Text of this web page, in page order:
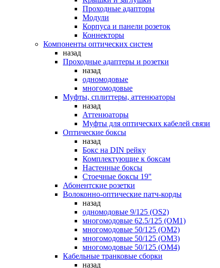
Проходные адапторы
Модули
Корпуса и панели розеток
Коннекторы
Компоненты оптических систем
назад
Проходные адаптеры и розетки
назад
одномодовые
многомодовые
Муфты, сплиттеры, аттенюаторы
назад
Аттенюаторы
Муфты для оптических кабелей связи
Оптические боксы
назад
Бокс на DIN рейку
Комплектующие к боксам
Настенные боксы
Стоечные боксы 19"
Абонентские розетки
Волоконно-оптические патч-корды
назад
одномодовые 9/125 (OS2)
многомодовые 62.5/125 (OM1)
многомодовые 50/125 (OM2)
многомодовые 50/125 (OM3)
многомодовые 50/125 (OM4)
Кабельные транковые сборки
назад